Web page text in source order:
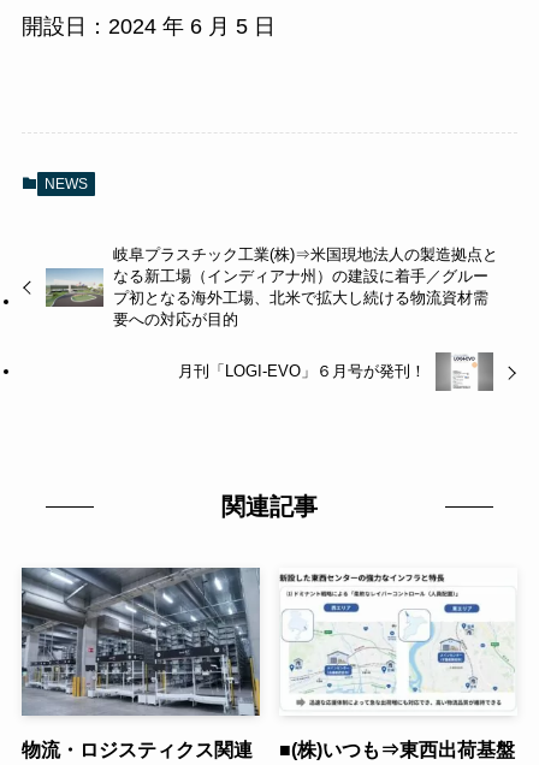
開設日：2024 年 6 月 5 日
NEWS
岐阜プラスチック工業(株)⇒米国現地法人の製造拠点と
なる新工場（インディアナ州）の建設に着手／グルー
プ初となる海外工場、北米で拡大し続ける物流資材需
要への対応が目的
月刊「LOGI-EVO」６月号が発刊！
関連記事
物流・ロジスティクス関連
■(株)いつも⇒東西出荷基盤